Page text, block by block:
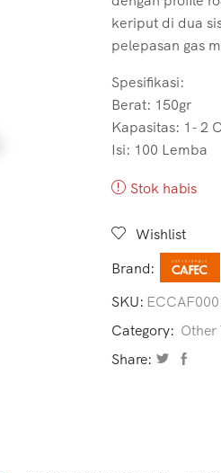
keriput di dua
pelepasan gas
Spesifikasi:
Berat: 150gr
Kapasitas: 1- 2
Isi: 100 Lemba
Stok habis
Wishlist
Brand:
SKU:
Category: Other
Share: